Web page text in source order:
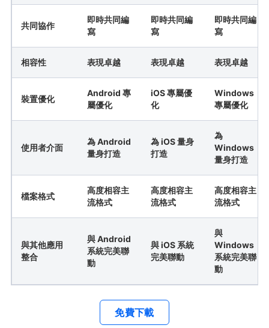
共同協作
即時共同編
寫
即時共同編
寫
即時共同編
寫
相容性 表現卓越 表現卓越 表現卓越
裝置優化
Android 專
屬優化
iOS 專屬優
化
Windows
專屬優化
使用者介面
為 Android
量身打造
為 iOS 量身
打造
為
Windows
量身打造
檔案格式
高度相容主
流格式
高度相容主
流格式
高度相容主
流格式
與其他應用
整合
與 Android
系統完美聯
動
與 iOS 系統
完美聯動
與
Windows
系統完美聯
動
免費下載